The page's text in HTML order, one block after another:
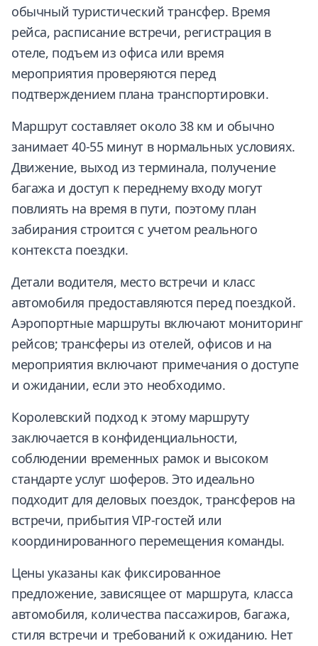
обычный туристический трансфер. Время
рейса, расписание встречи, регистрация в
отеле, подъем из офиса или время
мероприятия проверяются перед
подтверждением плана транспортировки.
Маршрут составляет около 38 км и обычно
занимает 40-55 минут в нормальных условиях.
Движение, выход из терминала, получение
багажа и доступ к переднему входу могут
повлиять на время в пути, поэтому план
забирания строится с учетом реального
контекста поездки.
Детали водителя, место встречи и класс
автомобиля предоставляются перед поездкой.
Аэропортные маршруты включают мониторинг
рейсов; трансферы из отелей, офисов и на
мероприятия включают примечания о доступе
и ожидании, если это необходимо.
Королевский подход к этому маршруту
заключается в конфиденциальности,
соблюдении временных рамок и высоком
стандарте услуг шоферов. Это идеально
подходит для деловых поездок, трансферов на
встречи, прибытия VIP-гостей или
координированного перемещения команды.
Цены указаны как фиксированное
предложение, зависящее от маршрута, класса
автомобиля, количества пассажиров, багажа,
стиля встречи и требований к ожиданию. Нет